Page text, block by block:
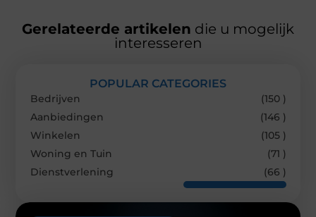
Gerelateerde artikelen die u mogelijk
interesseren
POPULAR CATEGORIES
Bedrijven
(150 )
Aanbiedingen
(146 )
Winkelen
(105 )
Woning en Tuin
(71 )
Dienstverlening
(66 )